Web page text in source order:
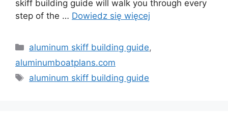
skiff building guide will walk you through every
step of the … Dowiedz się więcej
Kategorie
aluminum skiff building guide,
aluminumboatplans.com
Tagi
aluminum skiff building guide